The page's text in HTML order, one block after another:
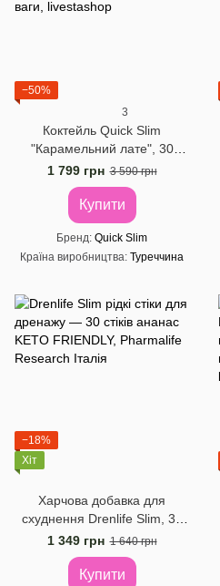
−50%
3
Коктейль Quick Slim
"Карамельний лате", 30
саше по 23 г
1 799 грн 3 590 грн
Купити
Бренд Quick Slim
Країна виробництва Туреччина
−18%
Хіт
Харчова добавка для
схуднення Drenlife Slim, 30
стіків по 10 мл
1 349 грн 1 640 грн
Купити